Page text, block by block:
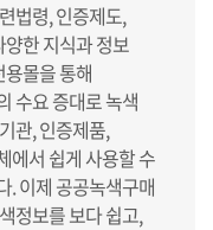
법령, 인증제도,
한 지식과 정보
몰을 통해
수요 증대로 녹색
관, 인증제품,
에서 쉽게 사용할 수
. 이제 공공녹색구매
정보를 보다 쉽고,